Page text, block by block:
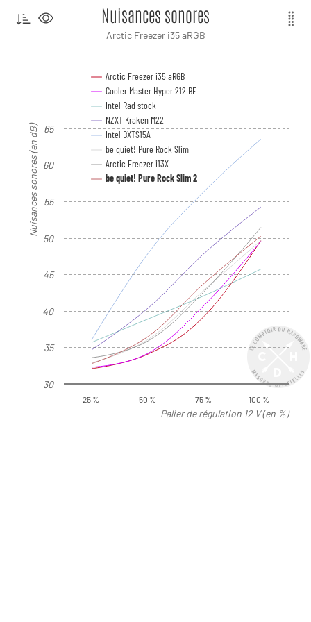
Palier de régulation 12 V (en %)
Nuisances sonores (en dB)
Nuisances sonores
Arctic Freezer i35 aRGB
Arctic Freezer i35 aRGB
Cooler Master Hyper 212 BE
Intel Rad stock
NZXT Kraken M22
Intel BXTS15A
be quiet! Pure Rock Slim
Arctic Freezer i13X
be quiet! Pure Rock Slim 2
30
35
40
45
50
55
60
65
25 % 50 % 75 % 100 %